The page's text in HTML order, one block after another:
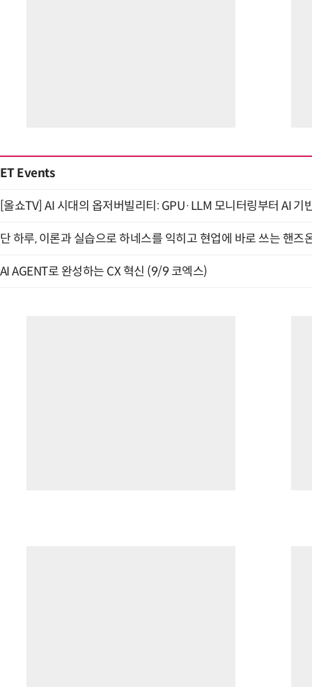
ET Events
[올쇼TV] AI 시대의 옵저버빌리티: GPU·LLM 모니터링부터 AI
단 하루, 이론과 실습으로 하네스를 익히고 현업에 바로 쓰는 핸즈
AI AGENT로 완성하는 CX 혁신 (9/9 코엑스)